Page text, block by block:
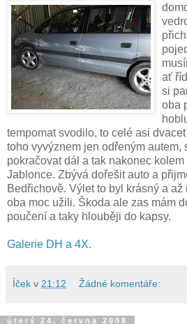
ať
si
oba
tempomat svodilo, to celé asi
toho vyvýznem jen odřeným autem,
pokračovat dál a tak nakonec
Jablonce. Zbývá dořešit auto a
Bedřichově. Výlet to byl krásný a
oba moc užili. Škoda ale zas mám
poučení a taky hlouběji do kapsy.
Galerie DH a 4X.
Íček v 21:12 Žádné komentáře:
úterý 24. června 2008